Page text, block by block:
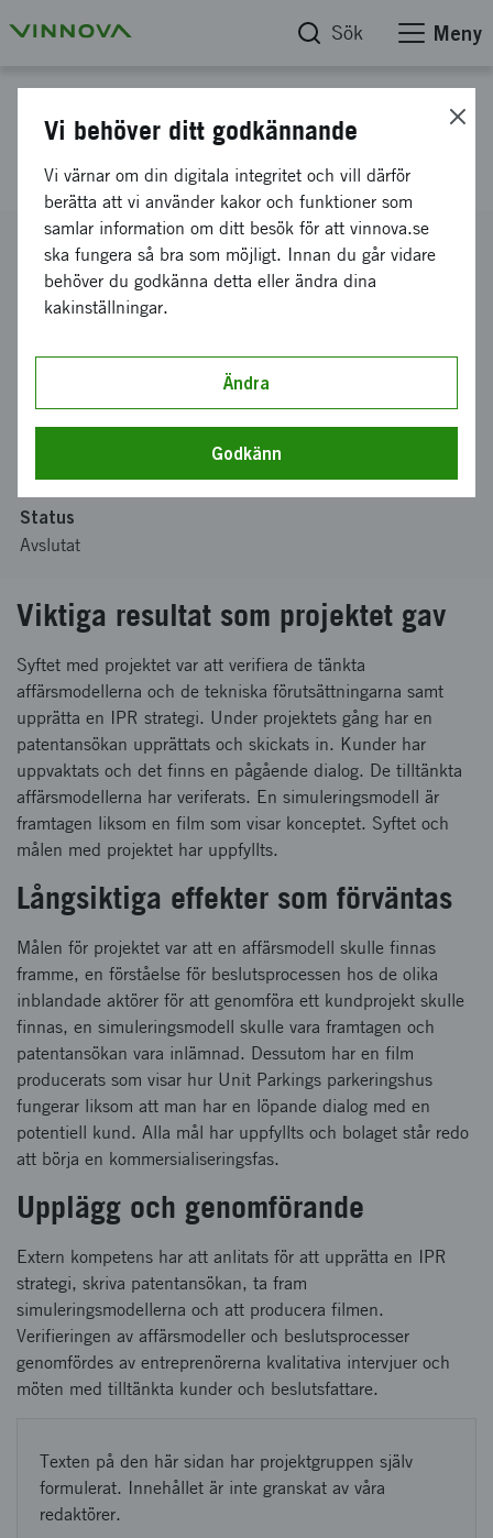
Sök Meny
Unit Parking
Diarienummer
2016-02883
Koordinator
299 000 kronor
juni 2016-november 2016
Status
Avslutat
Viktiga resultat som projektet gav
Syftet med projektet var att verifiera de tänkta
affärsmodellerna och de tekniska förutsättningarna samt
upprätta en IPR strategi. Under projektets gång har en
patentansökan upprättats och skickats in. Kunder har
uppvaktats och det finns en pågående dialog. De tilltänkta
affärsmodellerna har veriferats. En simuleringsmodell är
framtagen liksom en film som visar konceptet. Syftet och
målen med projektet har uppfyllts.
Långsiktiga effekter som förväntas
Målen för projektet var att en affärsmodell skulle finnas
framme, en förståelse för beslutsprocessen hos de olika
inblandade aktörer för att genomföra ett kundprojekt skulle
finnas, en simuleringsmodell skulle vara framtagen och
patentansökan vara inlämnad. Dessutom har en film
producerats som visar hur Unit Parkings parkeringshus
fungerar liksom att man har en löpande dialog med en
potentiell kund. Alla mål har uppfyllts och bolaget står redo
att börja en kommersialiseringsfas.
Upplägg och genomförande
Extern kompetens har att anlitats för att upprätta en IPR
strategi, skriva patentansökan, ta fram
simuleringsmodellerna och att producera filmen.
Verifieringen av affärsmodeller och beslutsprocesser
genomfördes av entreprenörerna kvalitativa intervjuer och
möten med tilltänkta kunder och beslutsfattare.
Texten på den här sidan har projektgruppen själv
formulerat. Innehållet är inte granskat av våra
redaktörer.
Vi behöver ditt godkännande
Vi värnar om din digitala integritet och vill därför
berätta att vi använder kakor och funktioner som
samlar information om ditt besök för att vinnova.se
ska fungera så bra som möjligt. Innan du går vidare
behöver du godkänna detta eller ändra dina
kakinställningar.
Ändra
Godkänn